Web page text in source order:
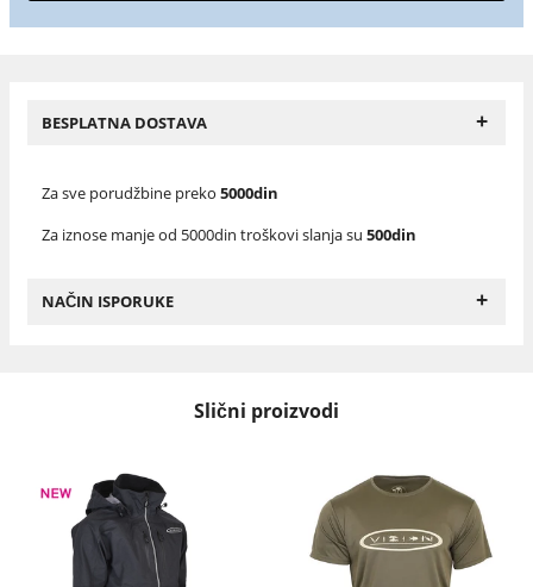
BESPLATNA DOSTAVA +
Za sve porudžbine preko 5000din
Za iznose manje od 5000din troškovi slanja su 500din
NAČIN ISPORUKE +
Slični proizvodi